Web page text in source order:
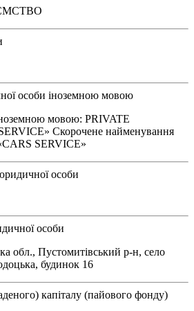
особи іноземною мовою
мовою: PRIVATE
Скорочене найменування
SERVICE»
особи
особи
обл., Пустомитівський р-н, село
будинок 16
капіталу (пайового фонду)